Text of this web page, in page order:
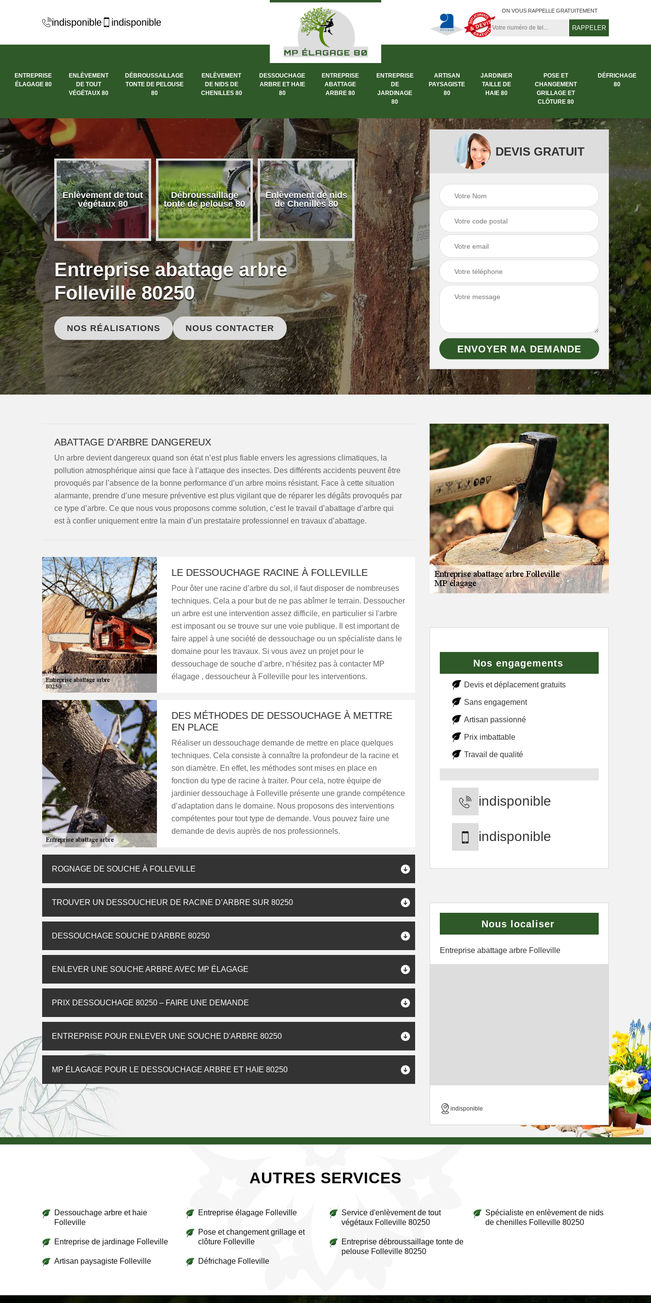
indisponible indisponible
ON VOUS RAPPELLE GRATUITEMENT
ENTREPRISE
ÉLAGAGE 80
ENLÈVEMENT
DE TOUT
VÉGÉTAUX 80
DÉBROUSSAILLAGE
TONTE DE PELOUSE
80
ENLÈVEMENT
DE NIDS DE
CHENILLES 80
DESSOUCHAGE
ARBRE ET HAIE
80
ENTREPRISE
ABATTAGE
ARBRE 80
ENTREPRISE
DE
JARDINAGE
80
ARTISAN
PAYSAGISTE
80
JARDINIER
TAILLE DE
HAIE 80
POSE ET
CHANGEMENT
GRILLAGE ET
CLÔTURE 80
DÉFRICHAGE
80
élagage
Enlèvement de tout
végétaux 80
Débroussaillage
tonte de pelouse 80
Enlèvement de nids
de Chenilles 80
Dessouchage arbre
et haie 80
Entreprise abattage
Entreprise de
jardinage 80
Entreprise abattage arbre
Folleville 80250
NOS RÉALISATIONS NOUS CONTACTER
DEVIS GRATUIT
ABATTAGE D’ARBRE DANGEREUX
Un arbre devient dangereux quand son état n’est plus fiable envers les agressions climatiques, la
pollution atmosphérique ainsi que face à l’attaque des insectes. Des différents accidents peuvent être
provoqués par l’absence de la bonne performance d’un arbre moins résistant. Face à cette situation
alarmante, prendre d’une mesure préventive est plus vigilant que de réparer les dégâts provoqués par
ce type d’arbre. Ce que nous vous proposons comme solution, c’est le travail d’abattage d’arbre qui
est à confier uniquement entre la main d’un prestataire professionnel en travaux d’abattage.
LE DESSOUCHAGE RACINE À FOLLEVILLE
Pour ôter une racine d’arbre du sol, il faut disposer de nombreuses
techniques. Cela a pour but de ne pas abîmer le terrain. Dessoucher
un arbre est une intervention assez difficile, en particulier si l'arbre
est imposant ou se trouve sur une voie publique. Il est important de
faire appel à une société de dessouchage ou un spécialiste dans le
domaine pour les travaux. Si vous avez un projet pour le
dessouchage de souche d’arbre, n’hésitez pas à contacter MP
élagage , dessoucheur à Folleville pour les interventions.
DES MÉTHODES DE DESSOUCHAGE À METTRE
EN PLACE
Réaliser un dessouchage demande de mettre en place quelques
techniques. Cela consiste à connaître la profondeur de la racine et
son diamètre. En effet, les méthodes sont mises en place en
fonction du type de racine à traiter. Pour cela, notre équipe de
jardinier dessouchage à Folleville présente une grande compétence
d’adaptation dans le domaine. Nous proposons des interventions
compétentes pour tout type de demande. Vous pouvez faire une
demande de devis auprès de nos professionnels.
ROGNAGE DE SOUCHE À FOLLEVILLE
TROUVER UN DESSOUCHEUR DE RACINE D’ARBRE SUR 80250
DESSOUCHAGE SOUCHE D'ARBRE 80250
ENLEVER UNE SOUCHE ARBRE AVEC MP ÉLAGAGE
PRIX DESSOUCHAGE 80250 – FAIRE UNE DEMANDE
ENTREPRISE POUR ENLEVER UNE SOUCHE D'ARBRE 80250
MP ÉLAGAGE POUR LE DESSOUCHAGE ARBRE ET HAIE 80250
Nos engagements
Devis et déplacement gratuits
Sans engagement
Artisan passionné
Prix imbattable
Travail de qualité
indisponible
indisponible
Nous localiser
Entreprise abattage arbre Folleville
indisponible
AUTRES SERVICES
Dessouchage arbre et haie
Folleville
Entreprise de jardinage Folleville
Artisan paysagiste Folleville
Entreprise élagage Folleville
Pose et changement grillage et
clôture Folleville
Défrichage Folleville
Service d'enlèvement de tout
végétaux Folleville 80250
Entreprise débroussaillage tonte de
pelouse Folleville 80250
Spécialiste en enlèvement de nids
de chenilles Folleville 80250